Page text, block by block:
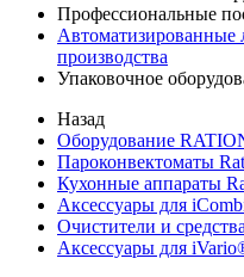
Профессиональные
производства
Упаковочное
Назад
Оборудование
Пароконвектоматы
Кухонные аппараты
Аксессуары для
Очистители и
Аксессуары для